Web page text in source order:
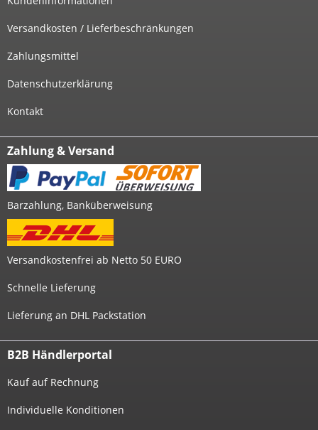
Versandkosten / Lieferbeschränkungen
Zahlungsmittel
Datenschutzerklärung
Kontakt
Zahlung & Versand
Barzahlung, Banküberweisung
Versandkostenfrei ab Netto 50 EURO
Schnelle Lieferung
Lieferung an DHL Packstation
B2B Händlerportal
Kauf auf Rechnung
Individuelle Konditionen